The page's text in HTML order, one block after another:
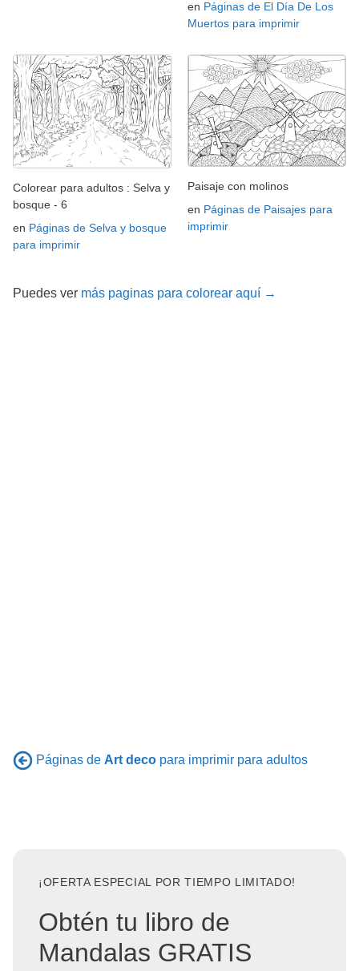
en Páginas de El Día De Los
Muertos para imprimir
Colorear para adultos : Selva y
bosque - 6
en Páginas de Selva y bosque
para imprimir
Paisaje con molinos
en Páginas de Paisajes para
imprimir
Puedes ver más paginas para colorear aquí →
Páginas de Art deco para imprimir para adultos
¡OFERTA ESPECIAL POR TIEMPO LIMITADO!
Obtén tu libro de
Mandalas GRATIS